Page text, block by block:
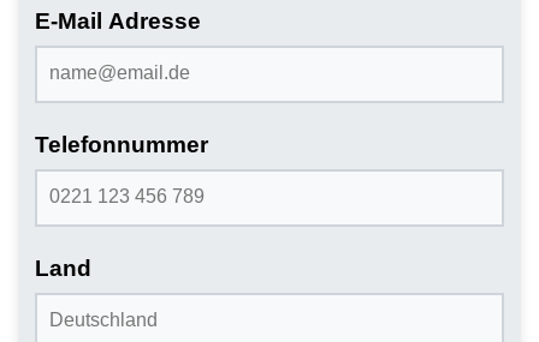
E-Mail Adresse
Telefonnummer
Land